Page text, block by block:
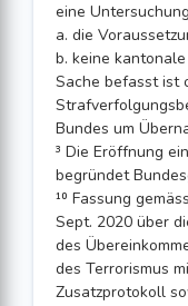
eine
a. die
b. keine
Sache befasst ist
Bundes um
³ Die Eröffnung
begründet
¹⁰ Fassung
Sept. 2020 über
des
des Terrorismus
Zusatzprotokoll